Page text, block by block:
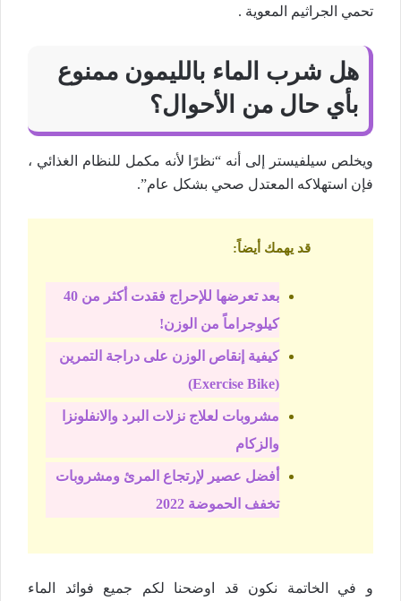
تحمي الجراثيم المعوية .
هل شرب الماء بالليمون ممنوع
بأي حال من الأحوال؟
ويخلص سيلفيستر إلى أنه “نظرًا لأنه مكمل للنظام الغذائي ،
فإن استهلاكه المعتدل صحي بشكل عام”.
قد يهمك أيضاً:
بعد تعرضها للإحراج فقدت أكثر من 40
كيلوجراماً من الوزن!
كيفية إنقاص الوزن على دراجة التمرين
(Exercise Bike)
مشروبات لعلاج نزلات البرد والانفلونزا
والزكام
أفضل عصير لإرتجاع المرئ ومشروبات
تخفف الحموضة 2022
و في الخاتمة نكون قد اوضحنا لكم جميع فوائد الماء